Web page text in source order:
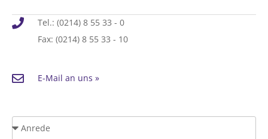
Tel.: (0214) 8 55 33 - 0
Fax: (0214) 8 55 33 - 10
E-Mail an uns »